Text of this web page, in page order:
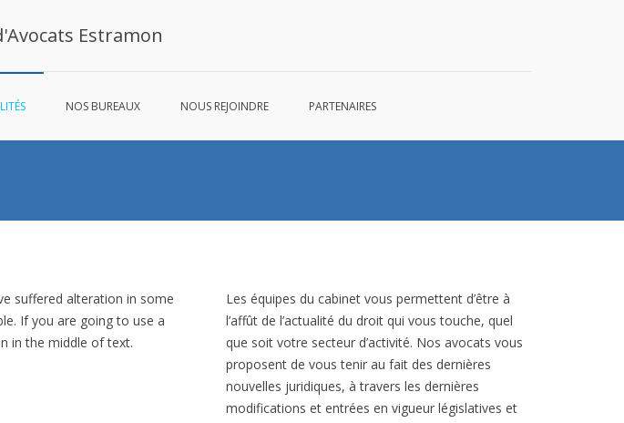
Estramon
NOS BUREAUX NOUS REJOINDRE PARTENAIRES
suffered alteration in some
If you are going to use a
in the middle of text.
Les équipes du cabinet vous permettent d’être à
l’affût de l’actualité du droit qui vous touche, quel
que soit votre secteur d’activité. Nos avocats vous
proposent de vous tenir au fait des dernières
nouvelles juridiques, à travers les dernières
modifications et entrées en vigueur législatives et